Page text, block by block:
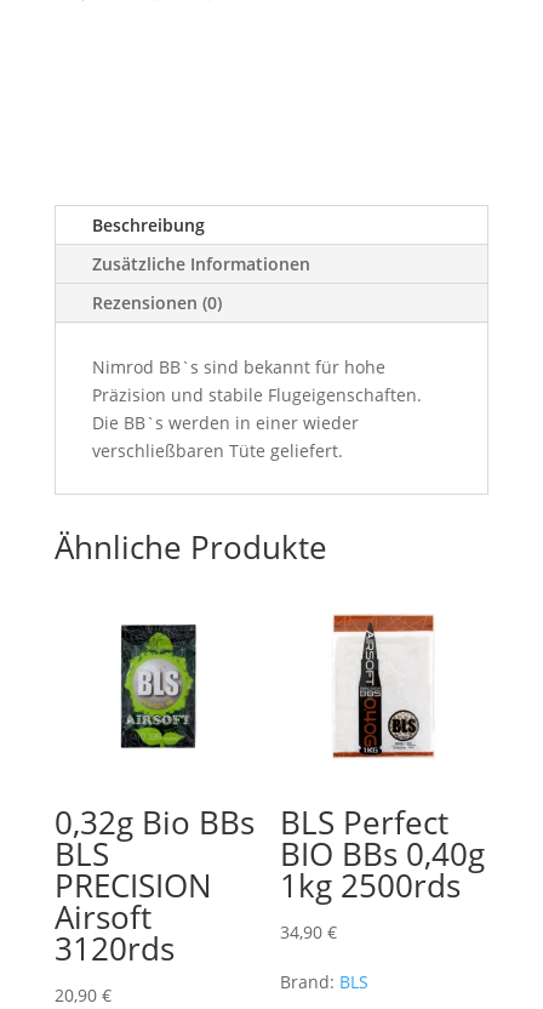
Beschreibung
Zusätzliche Informationen
Rezensionen (0)
Nimrod BB`s sind bekannt für hohe
Präzision und stabile Flugeigenschaften.
Die BB`s werden in einer wieder
verschließbaren Tüte geliefert.
Ähnliche Produkte
0,32g Bio BBs
BLS
PRECISION
Airsoft
3120rds
20,90 €
BLS Perfect
BIO BBs 0,40g
1kg 2500rds
34,90€
Brand: BLS